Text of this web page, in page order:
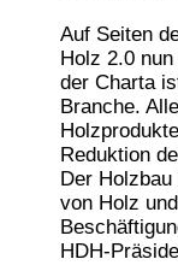
Auf Seiten
Holz 2.0
der Charta
Branche.
Reduktion
Der
von Holz
HDH-